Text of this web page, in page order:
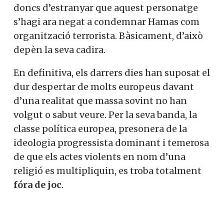
doncs d’estranyar que aquest personatge
s’hagi ara negat a condemnar Hamas com
organització terrorista. Bàsicament, d’això
depèn la seva cadira.
En definitiva, els darrers dies han suposat el
dur despertar de molts europeus davant
d’una realitat que massa sovint no han
volgut o sabut veure. Per la seva banda, la
classe política europea, presonera de la
ideologia progressista dominant i temerosa
de que els actes violents en nom d’una
religió es multipliquin, es troba totalment
fóra de joc.